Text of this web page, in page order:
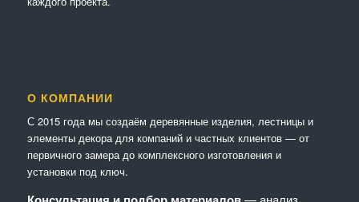
О КОМПАНИИ
С 2015 года мы создаём деревянные изделия, лестницы и
элементы декора для компаний и частных клиентов — от
первичного замера до комплексного изготовления и
установки под ключ.